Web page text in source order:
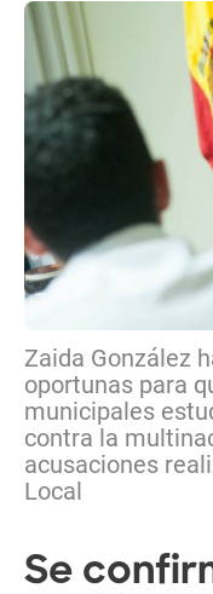
Zaida González
oportunas para
municipales
contra la
acusaciones
Local
Se